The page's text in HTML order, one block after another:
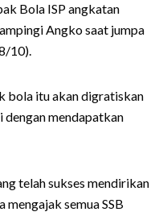
Bola ISP angkatan
Angko saat jumpa
10).
bola itu akan digratiskan
dengan mendapatkan
telah sukses mendirikan
semua SSB